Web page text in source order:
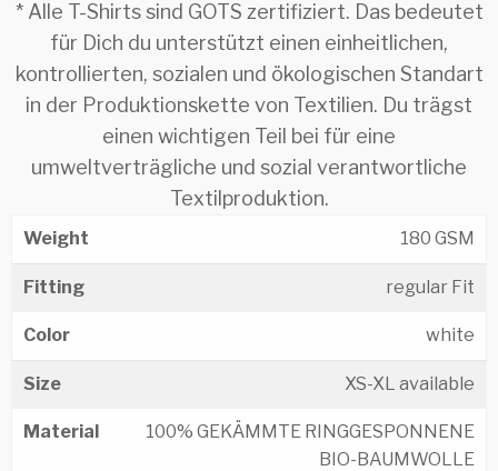
* Alle T-Shirts sind GOTS zertifiziert. Das bedeutet
für Dich du unterstützt einen einheitlichen,
kontrollierten, sozialen und ökologischen Standart
in der Produktionskette von Textilien. Du trägst
einen wichtigen Teil bei für eine
umweltverträgliche und sozial verantwortliche
Textilproduktion.
Weight 180 GSM
Fitting regular Fit
Color white
Size XS-XL available
Material
100% GEKÄMMTE RINGGESPONNENE
BIO-BAUMWOLLE